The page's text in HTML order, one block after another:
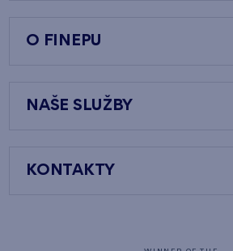
O FINEPU
NAŠE SLUŽBY
KONTAKTY